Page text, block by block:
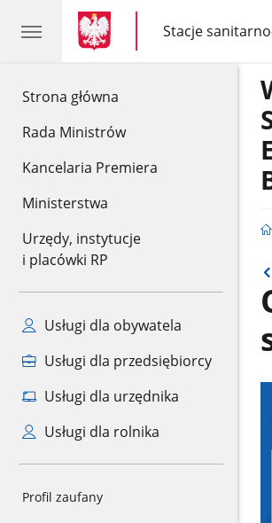
Strona główna
Rada Ministrów
Kancelaria Premiera
Ministerstwa
Urzędy, instytucje
i placówki RP
Usługi dla obywatela
Usługi dla przedsiębiorcy
Usługi dla urzędnika
Usługi dla rolnika
Profil zaufany
gov.pl
gov.pl
Stacje
gov.pl
Stacje
sanitarno-
epidemiologiczne